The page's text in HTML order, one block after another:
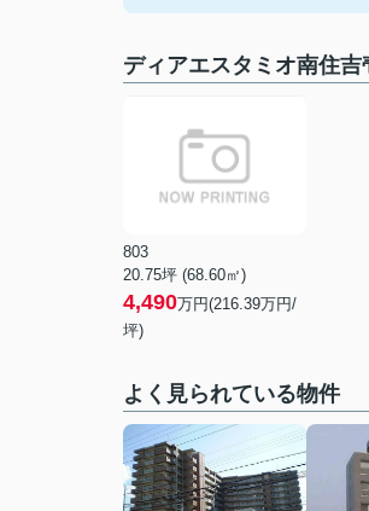
ディアエスタミオ南住
803
20.75坪 (68.60㎡)
4,490万円(216.39万円/
坪)
よく見られている物件